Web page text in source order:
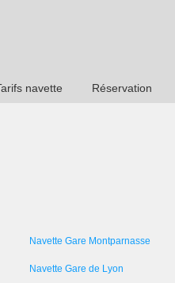
navette Réservation
Navette Gare Montparnasse
Navette Gare de Lyon